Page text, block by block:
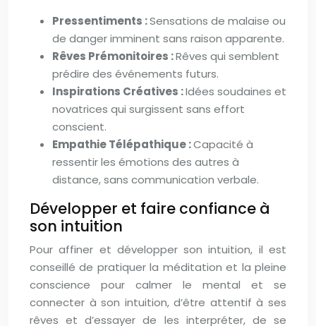
Pressentiments :Sensations de malaise ou
de danger imminent sans raison apparente.
Rêves Prémonitoires :Rêves qui semblent
prédire des événements futurs.
Inspirations Créatives :Idées soudaines et
novatrices qui surgissent sans effort
conscient.
Empathie Télépathique :Capacité à
ressentir les émotions des autres à
distance, sans communication verbale.
Développer et faire confiance à
son intuition
Pour affiner et développer son intuition, il est
conseillé de pratiquer la méditation et la pleine
conscience pour calmer le mental et se
connecter à son intuition, d’être attentif à ses
rêves et d’essayer de les interpréter, de se